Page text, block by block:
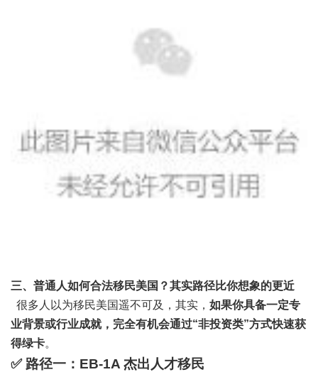
三、普通人如何合法移民美国？其实路径比你想象的更近
很多人以为移民美国遥不可及，其实， 如果你具备一定专
业背景或行业成就，完全有机会通过“非投资类”方式快速获
得绿卡。
✅ 路径一：EB-1A 杰出人才移民